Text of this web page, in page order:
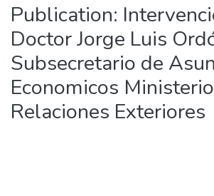
Publication:
Doctor Jorge Luis
Subsecretario de
Economicos
Relaciones Exteriores